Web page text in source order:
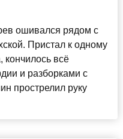
ошивался рядом с
Пристал к одному
кончилось всё
и разборками с
прострелил руку